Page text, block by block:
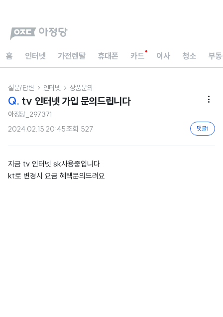
홈 인터넷 가전렌탈 휴대폰 카드 이사 청소 부
질문/답변  인터넷  상품문의
Q. tv 인터넷 가입 문의드립니다 
아정당_297371
2024.02.15 20:45조회 527 댓글1
지금 tv 인터넷 sk사용중입니다
kt로 변경시 요금 혜택문의드려요